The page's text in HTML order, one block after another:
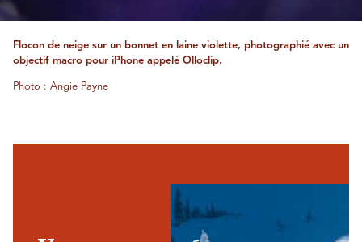
Flocon de neige sur un bonnet en laine violette, photographié avec un
objectif macro pour iPhone appelé Olloclip.
Photo : Angie Payne